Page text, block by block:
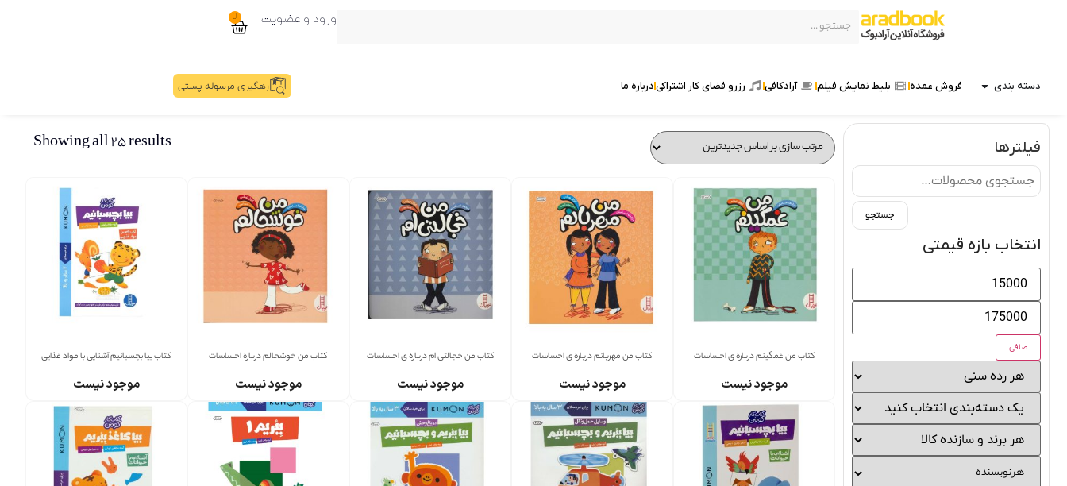
ورود و عضویت 0
دسته بندی رهگیری مرسوله پستی فروش عمده بلیط نمایش فیلم آرادکافی رزرو فضای کار اشتراکیدرباره ما
فیلترها
جستجو
انتخاب بازه قیمتی
صافی
Showing all 25 results
کتاب من غمگینم درباره ی احساسات
موجود نیست
کتاب من مهربانم درباره ی احساسات
موجود نیست
کتاب من خجالتی ام درباره ی احساسات
موجود نیست
کتاب من خوشحالم درباره احساسات
موجود نیست
کتاب بیا بچسبانیم آشنایی با مواد غذایی
موجود نیست